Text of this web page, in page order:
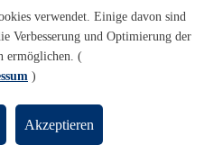
an der Universität Bremen
an der Universität Bremen
Schule
und Schüler
verwendet. Einige davon sind
Verbesserung und Optimierung der
ermöglichen. (
)
Akzeptieren